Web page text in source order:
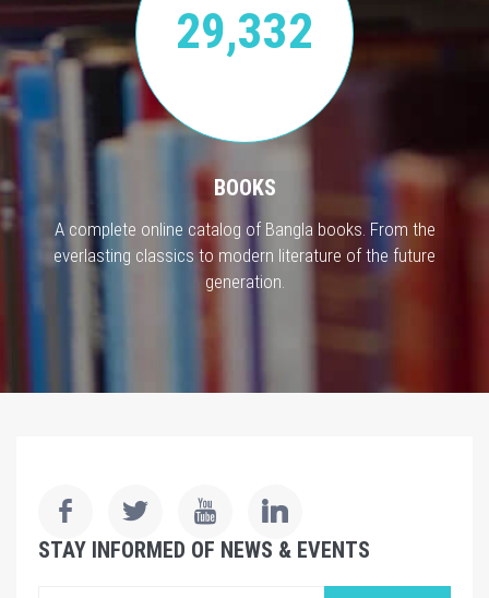
29,332
BOOKS
A complete online catalog of Bangla books. From the
everlasting classics to modern literature of the future
generation.
STAY INFORMED OF NEWS & EVENTS